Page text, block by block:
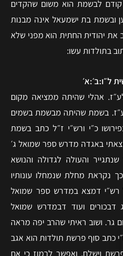
לבשמת הוא משום שהקדים
ובשמת בת ישמעאל אינה מבנות
את יהודית החתית הוא מפני שלא
בתולדות עשו:
ל״ו:ב׳:א׳
אהלי שהיתה ממציאה מקום
בשמת שהיתה מבשמת בשמים
כ״י ורש״י ז״ל כתב בשמת
באגדה מדרש ספר שמואל ג׳
והעולה לגדולה והנושא
נקראת מחלת שנמחלו עונותיו
רש״י דמצא במדרש ספר שמואל
דבכורים ועוד דבמדרש שמואל
גר. ושוב ראיתי שהרב יפה מראה
כתב סוף פרשת תולדות הוא אגב
וישלח. ואפשר לרמוז כי אם